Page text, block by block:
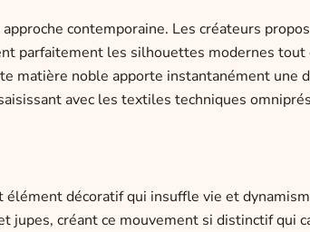
contemporaine. Les créateurs
parfaitement les silhouettes modernes tout
matière noble apporte instantanément une
avec les textiles techniques
décoratif qui insuffle vie et
jupes, créant ce mouvement si distinctif qui